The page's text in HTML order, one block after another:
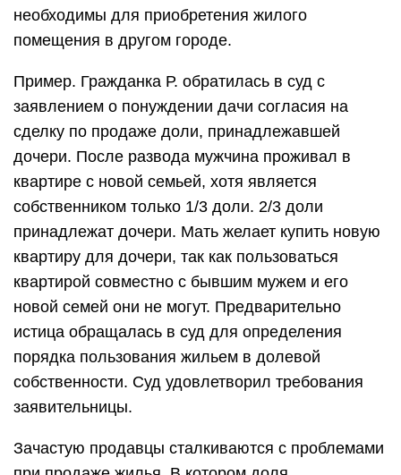
необходимы для приобретения жилого
помещения в другом городе.
Пример. Гражданка Р. обратилась в суд с
заявлением о понуждении дачи согласия на
сделку по продаже доли, принадлежавшей
дочери. После развода мужчина проживал в
квартире с новой семьей, хотя является
собственником только 1/3 доли. 2/3 доли
принадлежат дочери. Мать желает купить новую
квартиру для дочери, так как пользоваться
квартирой совместно с бывшим мужем и его
новой семей они не могут. Предварительно
истица обращалась в суд для определения
порядка пользования жильем в долевой
собственности. Суд удовлетворил требования
заявительницы.
Зачастую продавцы сталкиваются с проблемами